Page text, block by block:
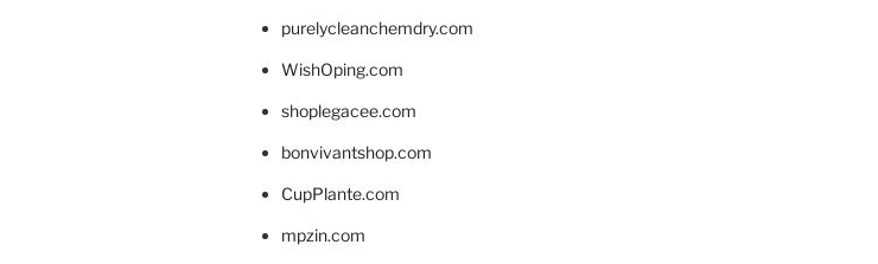
purelycleanchemdry.com
WishOping.com
shoplegacee.com
bonvivantshop.com
CupPlante.com
mpzin.com